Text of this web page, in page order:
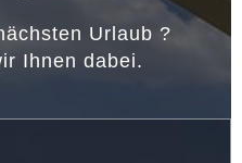
Urlaub ?
Ihnen dabei.